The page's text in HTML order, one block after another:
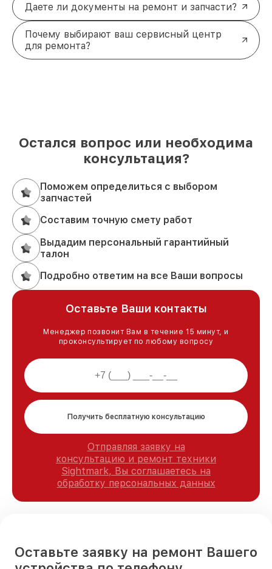
Даете ли документы на ремонт и запчасти?
Почему выбирают ваш сервисный центр
для ремонта?
Остался вопрос или необходима
консультация?
Поможем определиться с выбором
запчастей
Составим точную смету работ
Выдадим персональный гарантийный
талон
Подробно ответим на все Ваши вопросы
Оставьте Ваши контакты
Менеджер позвонит Вам в течение 15 минут, и
проконсультирует по любому вопросу
Получить бесплатную консультацию
Отправляя заявку на
консультацию и ремонт техники
Sightmark, Вы соглашаетесь на
обработку персональных данных
Оставьте заявку на ремонт Вашего